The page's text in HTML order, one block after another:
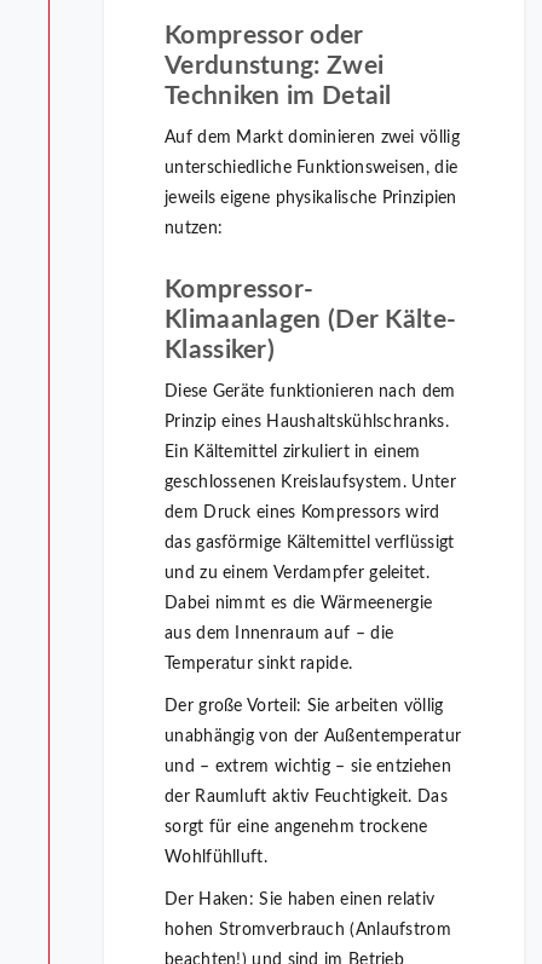
Kompressor oder
Verdunstung: Zwei
Techniken im Detail
Auf dem Markt dominieren zwei völlig
unterschiedliche Funktionsweisen, die
jeweils eigene physikalische Prinzipien
nutzen:
Kompressor-
Klimaanlagen (Der Kälte-
Klassiker)
Diese Geräte funktionieren nach dem
Prinzip eines Haushaltskühlschranks.
Ein Kältemittel zirkuliert in einem
geschlossenen Kreislaufsystem. Unter
dem Druck eines Kompressors wird
das gasförmige Kältemittel verflüssigt
und zu einem Verdampfer geleitet.
Dabei nimmt es die Wärmeenergie
aus dem Innenraum auf – die
Temperatur sinkt rapide.
Der große Vorteil: Sie arbeiten völlig
unabhängig von der Außentemperatur
und – extrem wichtig – sie entziehen
der Raumluft aktiv Feuchtigkeit. Das
sorgt für eine angenehm trockene
Wohlfühlluft.
Der Haken: Sie haben einen relativ
hohen Stromverbrauch (Anlaufstrom